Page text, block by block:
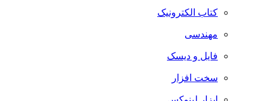
کتاب الکترونیک
مهندسی
فایل و دیسک
سخت افزار